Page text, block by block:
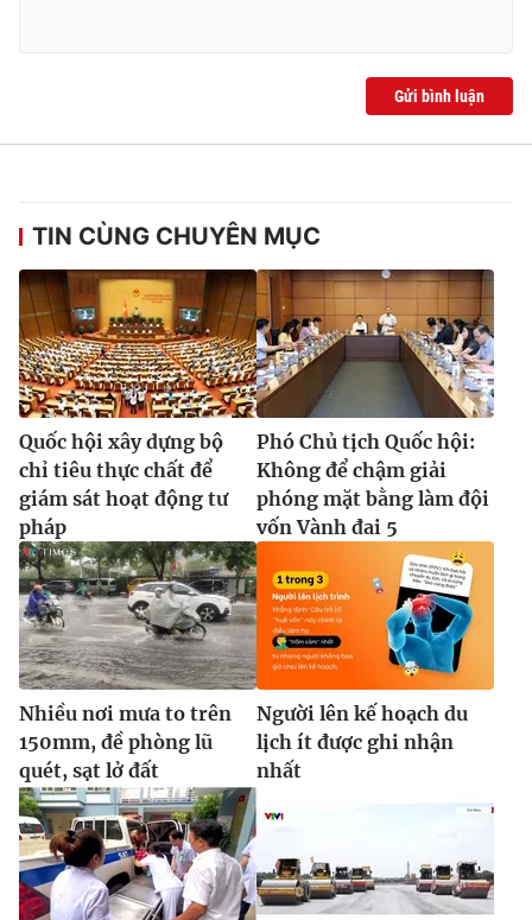
Gửi bình luận
TIN CÙNG CHUYÊN MỤC
Quốc hội xây dựng bộ
chỉ tiêu thực chất để
giám sát hoạt động tư
pháp
Phó Chủ tịch Quốc hội:
Không để chậm giải
phóng mặt bằng làm đội
vốn Vành đai 5
Nhiều nơi mưa to trên
150mm, đề phòng lũ
quét, sạt lở đất
Người lên kế hoạch du
lịch ít được ghi nhận
nhất